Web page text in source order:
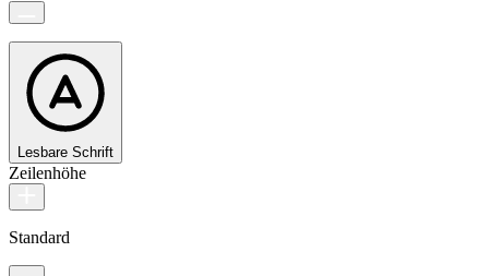
Lesbare Schrift
Zeilenhöhe
Standard